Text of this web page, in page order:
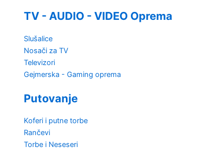
TV - AUDIO - VIDEO Oprema
Slušalice
Nosači za TV
Televizori
Gejmerska - Gaming oprema
Putovanje
Koferi i putne torbe
Rančevi
Torbe i Neseseri